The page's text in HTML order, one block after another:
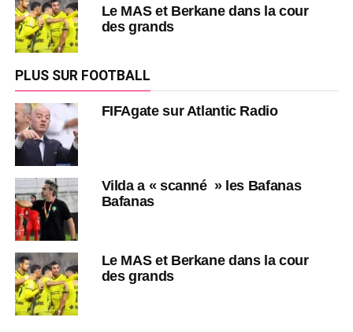
Le MAS et Berkane dans la cour
des grands
PLUS SUR FOOTBALL
FIFAgate sur Atlantic Radio
Vilda a « scanné » les Bafanas
Bafanas
Le MAS et Berkane dans la cour
des grands